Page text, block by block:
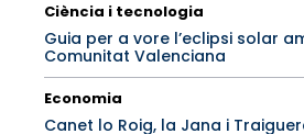
Ciència i tecnologia
Guia per a vore l’eclipsi solar
Comunitat Valenciana
Economia
Canet lo Roig, la Jana i